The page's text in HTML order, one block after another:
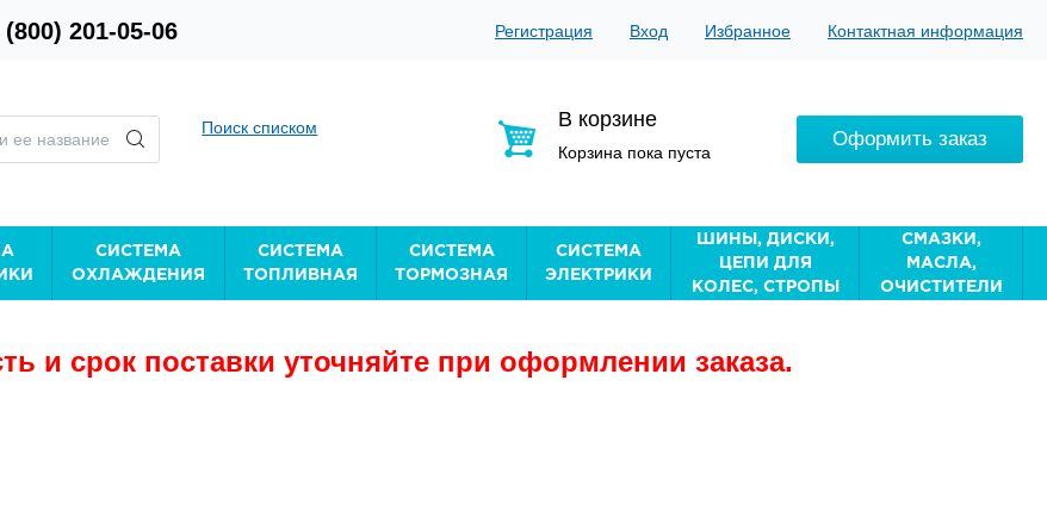
(800) 201-05-06 Регистрация Вход Избранное Контактная информация
Поиск списком В корзине
Корзина пока пуста
Оформить заказ
СИСТЕМА
ОХЛАЖДЕНИЯ
СИСТЕМА
ТОПЛИВНАЯ
СИСТЕМА
ТОРМОЗНАЯ
СИСТЕМА
ЭЛЕКТРИКИ
ШИНЫ, ДИСКИ,
ЦЕПИ ДЛЯ
КОЛЕС, СТРОПЫ
СМАЗКИ,
МАСЛА,
ОЧИСТИТЕЛИ
и срок поставки уточняйте при оформлении заказа.